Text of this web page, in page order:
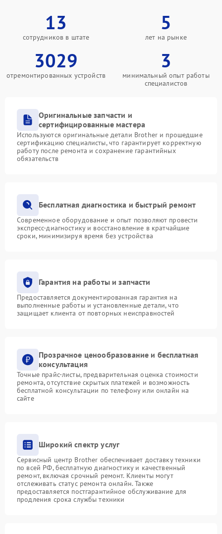
13
сотрудников в штате
5
лет на рынке
3029
отремонтированных устройств
3
минимальный опыт работы
специалистов
Оригинальные запчасти и
сертифицированные мастера
Используются оригинальные детали Brother и прошедшие
сертификацию специалисты, что гарантирует корректную
работу после ремонта и сохранение гарантийных
обязательств
Бесплатная диагностика и быстрый ремонт
Современное оборудование и опыт позволяют провести
экспресс-диагностику и восстановление в кратчайшие
сроки, минимизируя время без устройства
Гарантия на работы и запчасти
Предоставляется документированная гарантия на
выполненные работы и установленные детали, что
защищает клиента от повторных неисправностей
Прозрачное ценообразование и бесплатная
консультация
Точные прайс-листы, предварительная оценка стоимости
ремонта, отсутствие скрытых платежей и возможность
бесплатной консультации по телефону или онлайн на
сайте
Широкий спектр услуг
Сервисный центр Brother обеспечивает доставку техники
по всей РФ, бесплатную диагностику и качественный
ремонт, включая срочный ремонт. Клиенты могут
отслеживать статус ремонта онлайн. Также
предоставляется постгарантийное обслуживание для
продления срока службы техники